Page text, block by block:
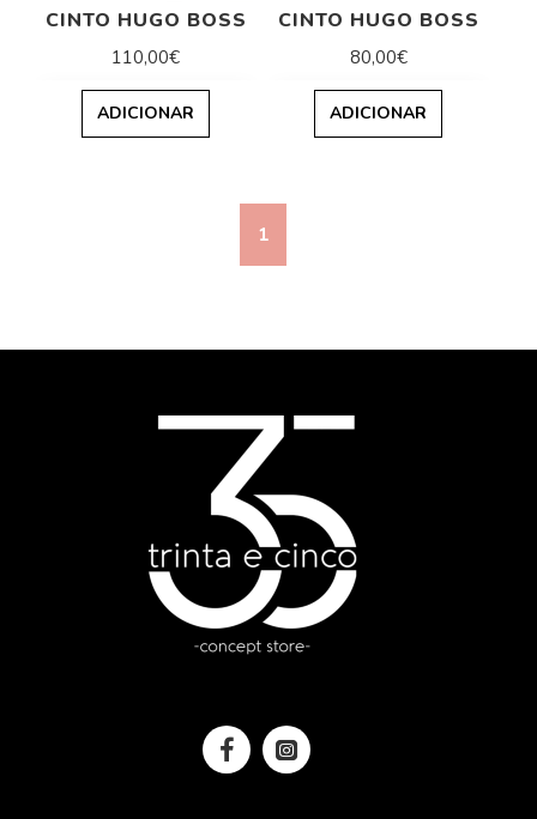
CINTO HUGO BOSS
110,00€
ADICIONAR
CINTO HUGO BOSS
80,00€
ADICIONAR
1